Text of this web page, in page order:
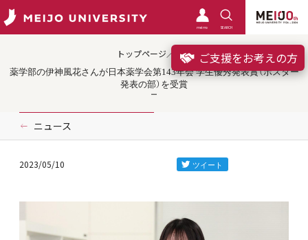
meimo SEARCH
ご支援をお考えの方
トップページ／受賞
薬学部の伊神風花さんが日本薬学会第143年会 学生優秀発表賞（ポスター
発表の部）を受賞
ニュース
2023/05/10